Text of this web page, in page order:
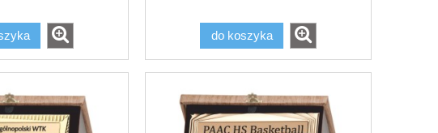
do koszyka